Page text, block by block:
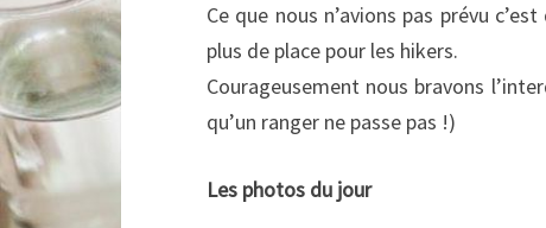
Ce que nous n’avions pas prévu
plus de place pour les hikers.
Courageusement nous bravons
qu’un ranger ne passe pas !)
Les photos du jour